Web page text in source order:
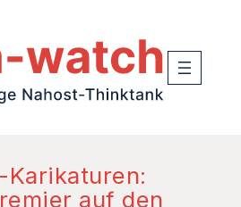
Karikaturen:
auf den